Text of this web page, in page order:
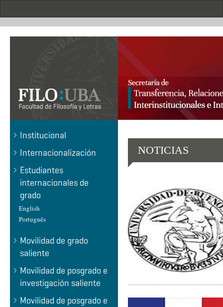
.
Institucional
Internacionalización
Estudiantes
internacionales de
grado
English
Português
Movilidad de grado
saliente
Movilidad de posgrado e
investigación saliente
Movilidad de posgrado e
NOTICIAS